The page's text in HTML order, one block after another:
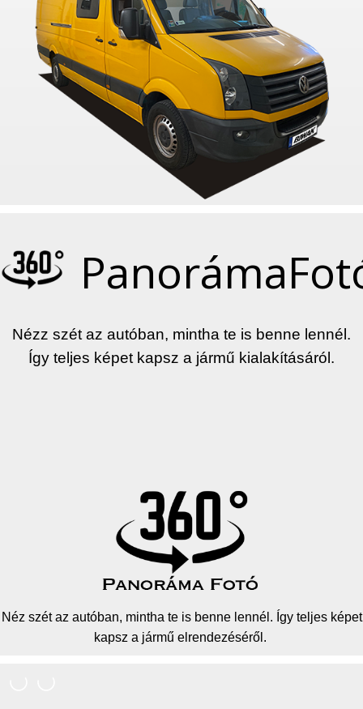
Nézz szét az autóban, mintha te is benne lennél.
Így teljes képet kapsz a jármű kialakításáról.
Néz szét az autóban, mintha te is benne lennél. Így teljes képet
kapsz a jármű elrendezéséről.